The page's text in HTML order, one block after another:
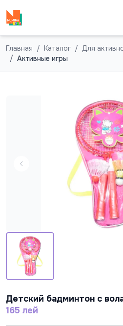
Главная Каталог
Для
Активные игры
Детский бадминтон c
165 лей